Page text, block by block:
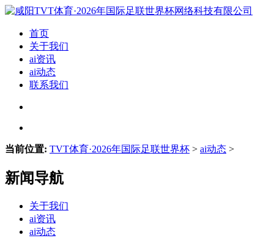
首页
关于我们
ai资讯
ai动态
联系我们
当前位置: TVT体育·2026年国际足联世界杯 > ai动态 >
新闻导航
关于我们
ai资讯
ai动态